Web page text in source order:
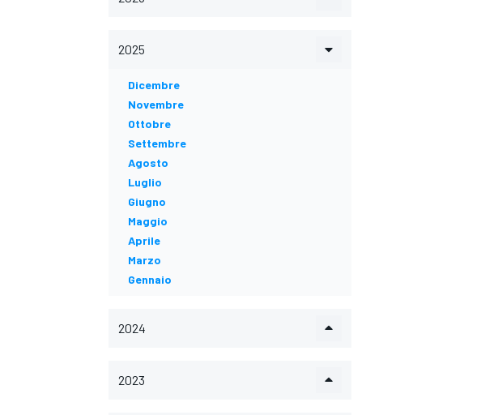
2025
Dicembre
Novembre
Ottobre
Settembre
Agosto
Luglio
Giugno
Maggio
Aprile
Marzo
Gennaio
2024
2023